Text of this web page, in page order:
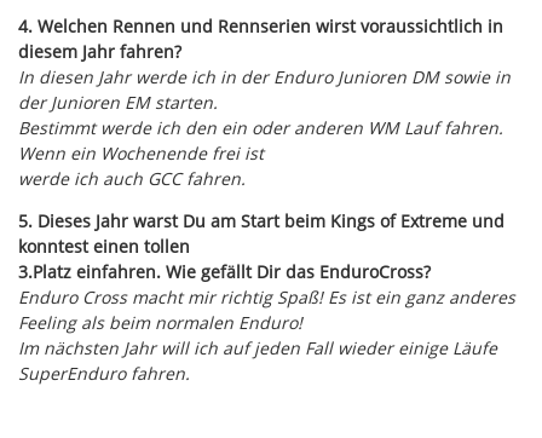
4. Welchen Rennen und Rennserien wirst voraussichtlich in
diesem Jahr fahren?
In diesen Jahr werde ich in der Enduro Junioren DM sowie in
der Junioren EM starten.
Bestimmt werde ich den ein oder anderen WM Lauf fahren.
Wenn ein Wochenende frei ist
werde ich auch GCC fahren.
5. Dieses Jahr warst Du am Start beim Kings of Extreme und
konntest einen tollen
3.Platz einfahren. Wie gefällt Dir das EnduroCross?
Enduro Cross macht mir richtig Spaß! Es ist ein ganz anderes
Feeling als beim normalen Enduro!
Im nächsten Jahr will ich auf jeden Fall wieder einige Läufe
SuperEnduro fahren.